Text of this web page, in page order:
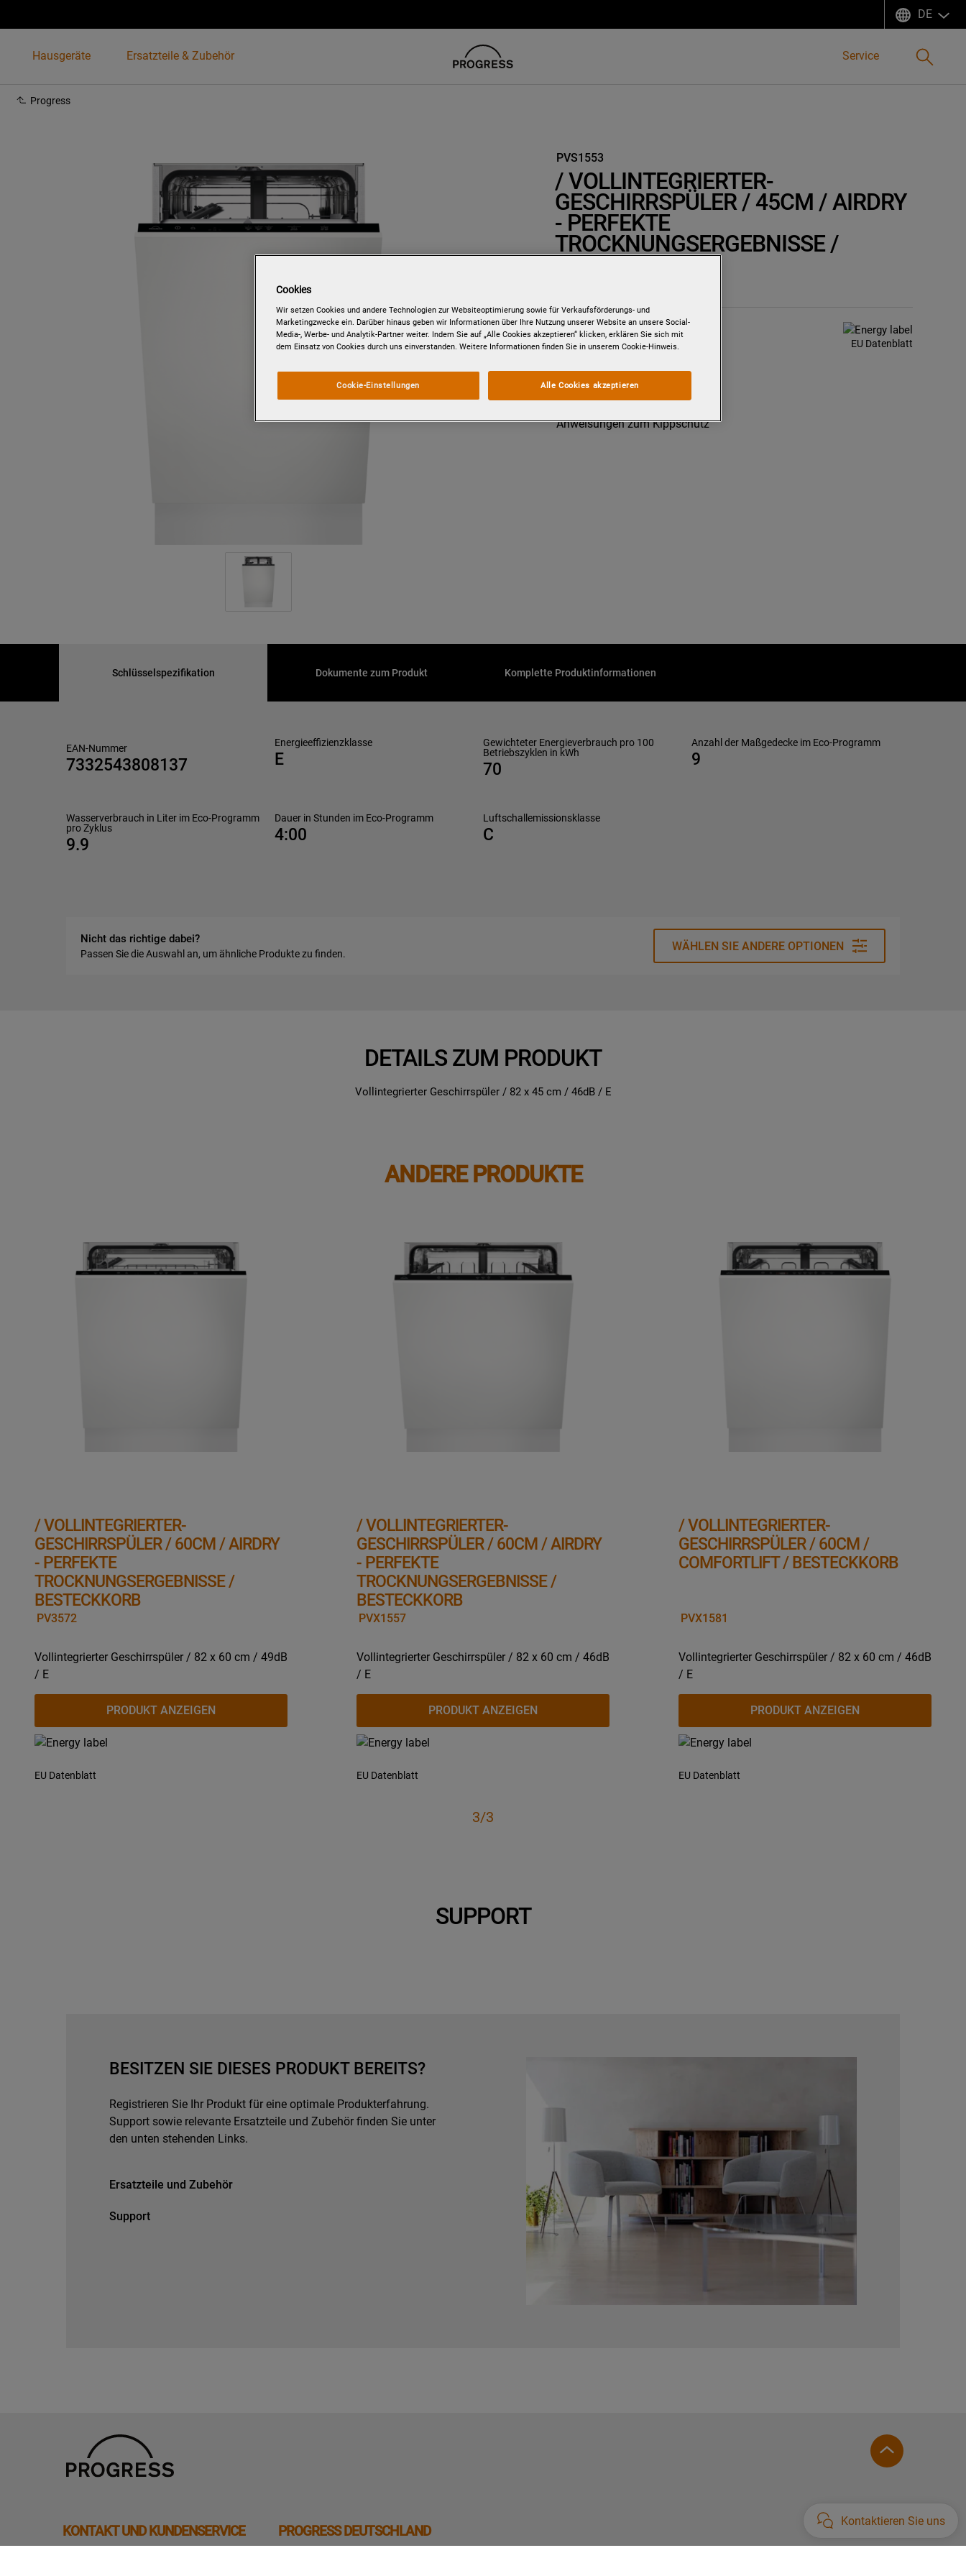
DE
Hausgeräte Ersatzteile & Zubehör Service Suchen
Progress
PVS1553
/ VOLLINTEGRIERTER-
GESCHIRRSPÜLER / 45CM / AIRDRY
- PERFEKTE
TROCKNUNGSERGEBNISSE /
BESTECKKORB
EU Datenblatt
Produktsicherheit
Anweisungen zum Kippschutz
Schlüsselspezifikation Dokumente zum Produkt Komplette Produktinformationen
EAN-Nummer
7332543808137
Energieeffizienzklasse
E
Gewichteter Energieverbrauch pro 100
Betriebszyklen in kWh
70
Anzahl der Maßgedecke im Eco-Programm
9
Wasserverbrauch in Liter im Eco-Programm
pro Zyklus
9.9
Dauer in Stunden im Eco-Programm
4:00
Luftschallemissionsklasse
C
Nicht das richtige dabei?
Passen Sie die Auswahl an, um ähnliche Produkte zu finden.
WÄHLEN SIE ANDERE OPTIONEN
DETAILS ZUM PRODUKT
Vollintegrierter Geschirrspüler / 82 x 45 cm / 46dB / E
ANDERE PRODUKTE
/ VOLLINTEGRIERTER-
GESCHIRRSPÜLER / 60CM / AIRDRY
- PERFEKTE
TROCKNUNGSERGEBNISSE /
BESTECKKORB
PV3572
Vollintegrierter Geschirrspüler / 82 x 60 cm / 49dB
/ E
PRODUKT ANZEIGEN
EU Datenblatt
/ VOLLINTEGRIERTER-
GESCHIRRSPÜLER / 60CM / AIRDRY
- PERFEKTE
TROCKNUNGSERGEBNISSE /
BESTECKKORB
PVX1557
Vollintegrierter Geschirrspüler / 82 x 60 cm / 46dB
/ E
PRODUKT ANZEIGEN
EU Datenblatt
/ VOLLINTEGRIERTER-
GESCHIRRSPÜLER / 60CM /
COMFORTLIFT / BESTECKKORB
PVX1581
Vollintegrierter Geschirrspüler / 82 x 60 cm / 46dB
/ E
PRODUKT ANZEIGEN
EU Datenblatt
3/3
SUPPORT
BESITZEN SIE DIESES PRODUKT BEREITS?
Registrieren Sie Ihr Produkt für eine optimale Produkterfahrung.
Support sowie relevante Ersatzteile und Zubehör finden Sie unter
den unten stehenden Links.
Ersatzteile und Zubehör
Support
Kontaktieren Sie uns
KONTAKT UND KUNDENSERVICE PROGRESS DEUTSCHLAND
Cookies
Wir setzen Cookies und andere Technologien zur Websiteoptimierung sowie für Verkaufsförderungs- und
Marketingzwecke ein. Darüber hinaus geben wir Informationen über Ihre Nutzung unserer Website an unsere Social-
Media-, Werbe- und Analytik-Partner weiter. Indem Sie auf „Alle Cookies akzeptieren“ klicken, erklären Sie sich mit
dem Einsatz von Cookies durch uns einverstanden. Weitere Informationen finden Sie in unserem Cookie-Hinweis.
Alle Cookies akzeptieren
Cookie-Einstellungen